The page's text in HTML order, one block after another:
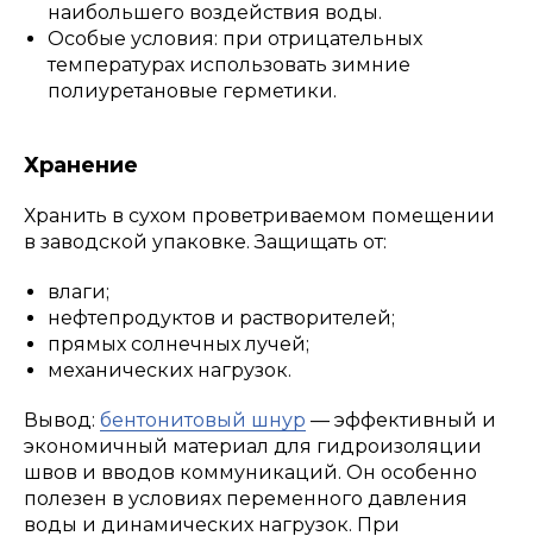
наибольшего воздействия воды.
Особые условия: при отрицательных
температурах использовать зимние
полиуретановые герметики.
Хранение
Хранить в сухом проветриваемом помещении
в заводской упаковке. Защищать от:
влаги;
нефтепродуктов и растворителей;
прямых солнечных лучей;
механических нагрузок.
Вывод: бентонитовый шнур — эффективный и
экономичный материал для гидроизоляции
швов и вводов коммуникаций. Он особенно
полезен в условиях переменного давления
воды и динамических нагрузок. При